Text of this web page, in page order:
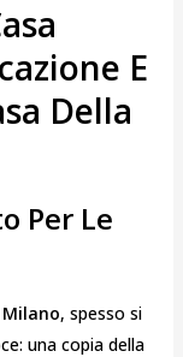
E
Della
Per Le
, spesso si
una copia della